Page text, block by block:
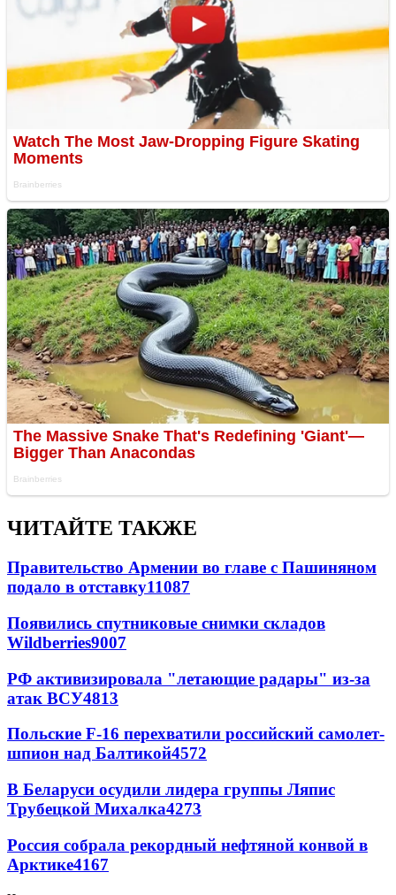
ЧИТАЙТЕ ТАКЖЕ
Правительство Армении во главе с Пашиняном
подало в отставку11087
Появились спутниковые снимки складов
Wildberries9007
РФ активизировала "летающие радары" из-за
атак ВСУ4813
Польские F-16 перехватили российский самолет-
шпион над Балтикой4572
В Беларуси осудили лидера группы Ляпис
Трубецкой Михалка4273
Россия собрала рекордный нефтяной конвой в
Арктике4167